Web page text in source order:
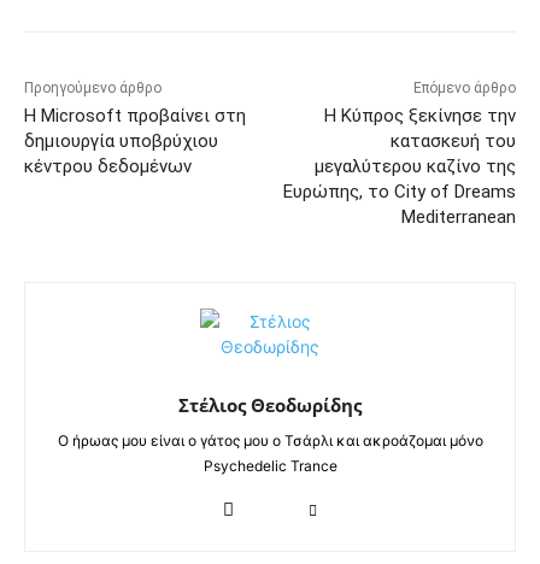
Προηγούμενο άρθρο
Η Microsoft προβαίνει στη
δημιουργία υποβρύχιου
κέντρου δεδομένων
Επόμενο άρθρο
Η Κύπρος ξεκίνησε την
κατασκευή του
μεγαλύτερου καζίνο της
Ευρώπης, το City of Dreams
Mediterranean
Στέλιος Θεοδωρίδης
Ο ήρωας μου είναι ο γάτος μου ο Τσάρλι και ακροάζομαι μόνο
Psychedelic Trance